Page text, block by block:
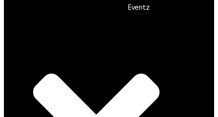
Eventz